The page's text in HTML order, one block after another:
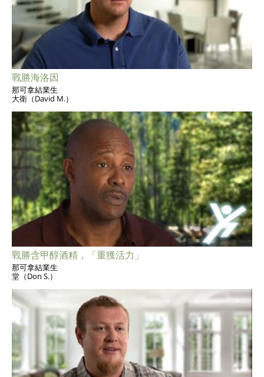
戰勝海洛因
那可拿結業生
大衛（David M.）
戰勝含甲醇酒精，「重獲活力」
那可拿結業生
堂（Don S.）